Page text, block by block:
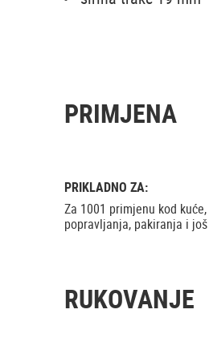
PRIMJENA
PRIKLADNO ZA:
Za 1001 primjenu kod
popravljanja, pakiranja i
RUKOVANJE